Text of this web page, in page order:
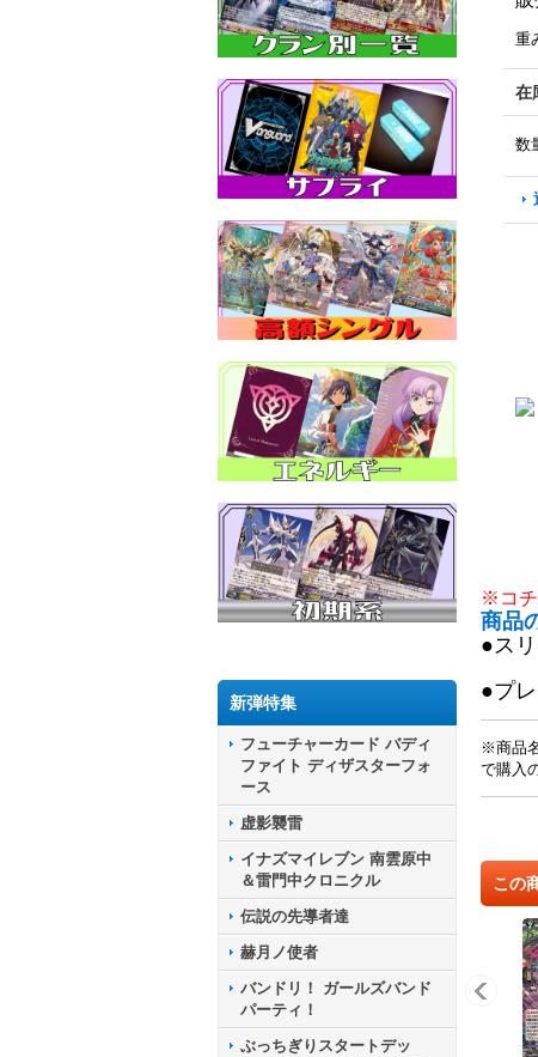
新弾特集
フューチャーカード バディ
ファイト ディザスターフォ
ース
虚影襲雷
イナズマイレブン 南雲原中
＆雷門中クロニクル
伝説の先導者達
赫月ノ使者
バンドリ！ ガールズバンド
パーティ！
ぶっちぎりスタートデッ
重
在
数
※コチ
商品
●ス
●プ
※商品
で購入
この